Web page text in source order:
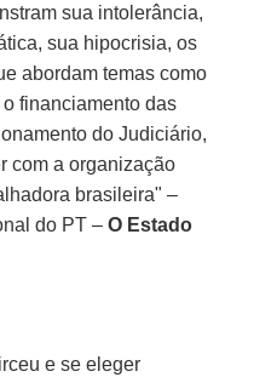
sua intolerância,
sua hipocrisia, os
abordam temas como
financiamento das
do Judiciário,
com a organização
brasileira" –
do PT –O Estado
e se eleger